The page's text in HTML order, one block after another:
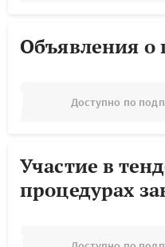
Объявления о
Доступно по
Участие в
процедурах